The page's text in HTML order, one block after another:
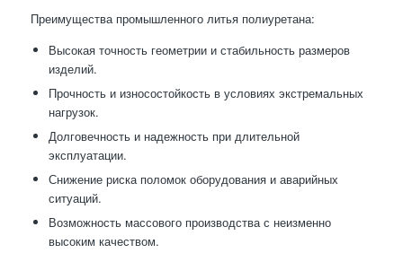
Преимущества промышленного литья полиуретана:
Высокая точность геометрии и стабильность размеров
изделий.
Прочность и износостойкость в условиях экстремальных
нагрузок.
Долговечность и надежность при длительной
эксплуатации.
Снижение риска поломок оборудования и аварийных
ситуаций.
Возможность массового производства с неизменно
высоким качеством.